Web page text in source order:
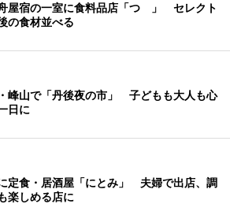
屋宿の一室に食料品店「つゝ」 セレクト
の食材並べる
峰山で「丹後夜の市」 子どもも大人も心
日に
定食・居酒屋「にとみ」 夫婦で出店、調
楽しめる店に